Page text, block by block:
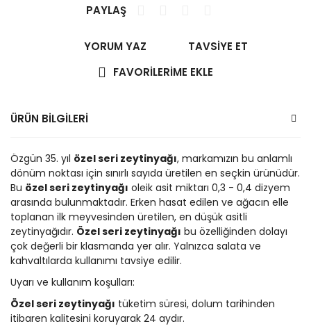
PAYLAŞ
YORUM YAZ TAVSİYE ET
ÜRÜN BİLGİLERİ
Özgün 35. yıl özel seri zeytinyağı, markamızın bu anlamlı
dönüm noktası için sınırlı sayıda üretilen en seçkin ürünüdür.
Bu özel seri zeytinyağı oleik asit miktarı 0,3 - 0,4 dizyem
arasında bulunmaktadır. Erken hasat edilen ve ağacın elle
toplanan ilk meyvesinden üretilen, en düşük asitli
zeytinyağıdır. Özel seri zeytinyağı bu özelliğinden dolayı
çok değerli bir klasmanda yer alır. Yalnızca salata ve
kahvaltılarda kullanımı tavsiye edilir.
Uyarı ve kullanım koşulları:
Özel seri zeytinyağı tüketim süresi, dolum tarihinden
itibaren kalitesini koruyarak 24 aydır.